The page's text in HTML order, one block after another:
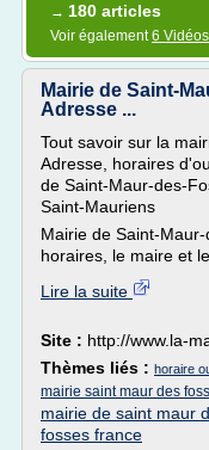
→ 180 articles
Voir également6 Vidéos
Mairie de Saint-
Adresse ...
Tout savoir sur la
Adresse, horaires
de Saint-Maur-des-
Saint-Mauriens
Mairie de Saint-
horaires, le maire et
Lire la suite
Site : http://www.la-
Thèmes liés : horaire
mairie saint maur des
mairie de saint maur
fosses france